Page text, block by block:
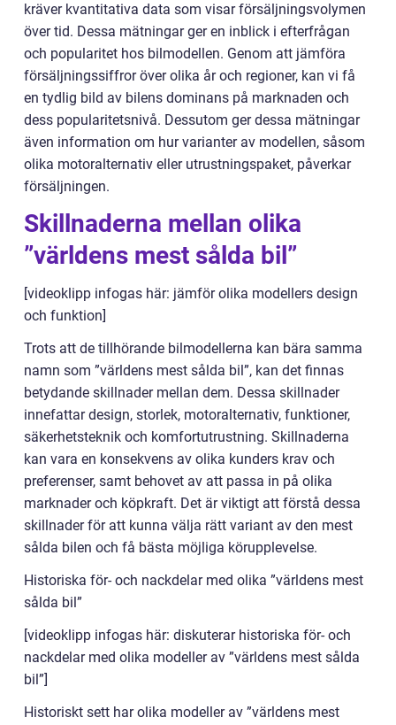
kräver kvantitativa data som visar försäljningsvolymen
över tid. Dessa mätningar ger en inblick i efterfrågan
och popularitet hos bilmodellen. Genom att jämföra
försäljningssiffror över olika år och regioner, kan vi få
en tydlig bild av bilens dominans på marknaden och
dess popularitetsnivå. Dessutom ger dessa mätningar
även information om hur varianter av modellen, såsom
olika motoralternativ eller utrustningspaket, påverkar
försäljningen.
Skillnaderna mellan olika
”världens mest sålda bil”
[videoklipp infogas här: jämför olika modellers design
och funktion]
Trots att de tillhörande bilmodellerna kan bära samma
namn som ”världens mest sålda bil”, kan det finnas
betydande skillnader mellan dem. Dessa skillnader
innefattar design, storlek, motoralternativ, funktioner,
säkerhetsteknik och komfortutrustning. Skillnaderna
kan vara en konsekvens av olika kunders krav och
preferenser, samt behovet av att passa in på olika
marknader och köpkraft. Det är viktigt att förstå dessa
skillnader för att kunna välja rätt variant av den mest
sålda bilen och få bästa möjliga körupplevelse.
Historiska för- och nackdelar med olika ”världens mest
sålda bil”
[videoklipp infogas här: diskuterar historiska för- och
nackdelar med olika modeller av ”världens mest sålda
bil”]
Historiskt sett har olika modeller av ”världens mest